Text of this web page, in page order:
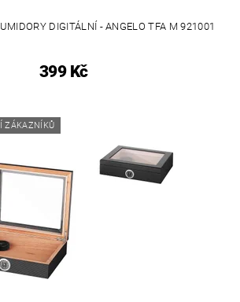
DIGITÁLNÍ - ANGELO TFA M 921001
399 Kč
ZÁKAZNÍKŮ